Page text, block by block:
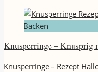
Backen
Knusperringe – Knusprig
Knusperringe – Rezept